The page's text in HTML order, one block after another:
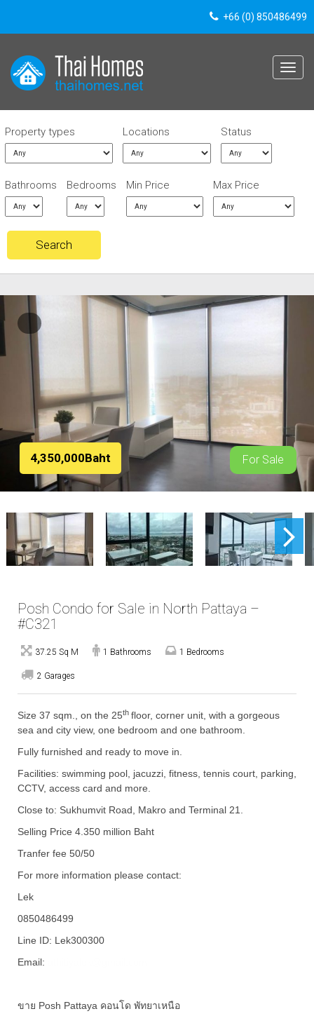
+66 (0) 850486499
Toggle
Property types Locations Status
Bathrooms Bedrooms Min Price Max Price
4,350,000Baht For Sale
Posh Condo for Sale in North Pattaya –
#C321
37.25 Sq M 1 Bathrooms 1 Bedrooms
2 Garages
Size 37 sqm., on the 25th floor, corner unit, with a gorgeous
sea and city view, one bedroom and one bathroom.
Fully furnished and ready to move in.
Facilities: swimming pool, jacuzzi, fitness, tennis court, parking,
CCTV, access card and more.
Close to: Sukhumvit Road, Makro and Terminal 21.
Selling Price 4.350 million Baht
Tranfer fee 50/50
For more information please contact:
Lek
0850486499
Line ID: Lek300300
Email:
ขาย Posh Pattaya คอนโด พัทยาเหนือ